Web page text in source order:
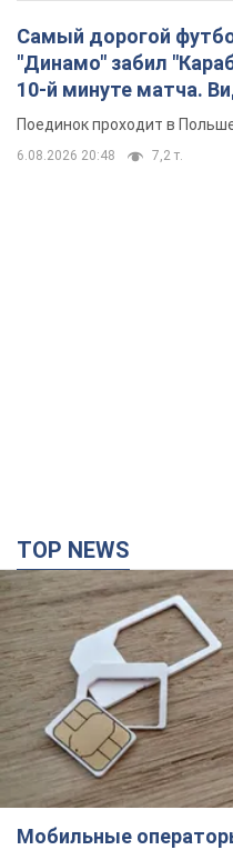
Самый дорогой
"Динамо" забил
10-й минуте матча.
Поединок проходит в
6.08.2026 20:48 7,2 т.
TOP NEWS
Мобильные